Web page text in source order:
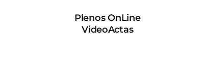
Plenos OnLine
VideoActas